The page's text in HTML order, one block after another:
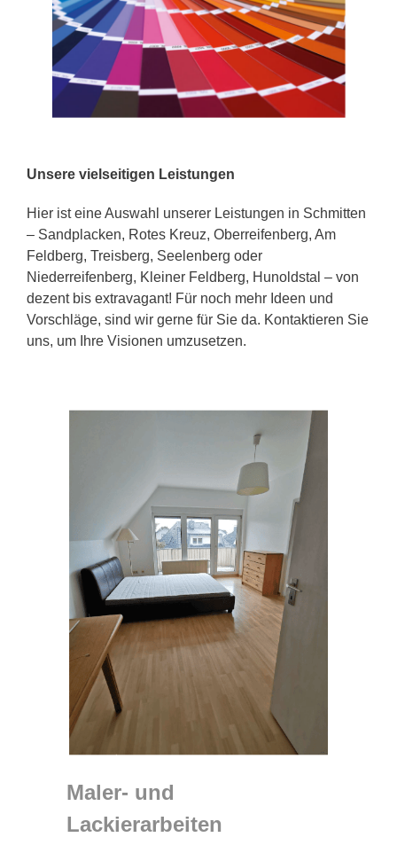
Unsere vielseitigen Leistungen
Hier ist eine Auswahl unserer Leistungen in Schmitten
– Sandplacken, Rotes Kreuz, Oberreifenberg, Am
Feldberg, Treisberg, Seelenberg oder
Niederreifenberg, Kleiner Feldberg, Hunoldstal – von
dezent bis extravagant! Für noch mehr Ideen und
Vorschläge, sind wir gerne für Sie da. Kontaktieren Sie
uns, um Ihre Visionen umzusetzen.
Maler- und
Lackierarbeiten